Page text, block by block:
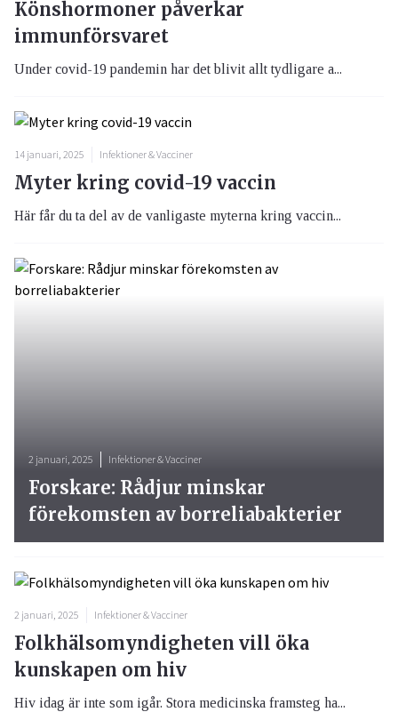
Könshormoner påverkar
immunförsvaret
Under covid-19 pandemin har det blivit allt tydligare a...
14 januari, 2025 Infektioner & Vacciner
Myter kring covid-19 vaccin
Här får du ta del av de vanligaste myterna kring vaccin...
2 januari, 2025 Infektioner & Vacciner
Forskare: Rådjur minskar
förekomsten av borreliabakterier
2 januari, 2025 Infektioner & Vacciner
Folkhälsomyndigheten vill öka
kunskapen om hiv
Hiv idag är inte som igår. Stora medicinska framsteg ha...